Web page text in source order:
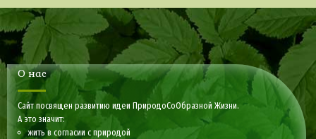
О нас
Сайт посвящен развитию идеи ПриродоСоОбразной Жизни.
А это значит:
жить в согласии с природой